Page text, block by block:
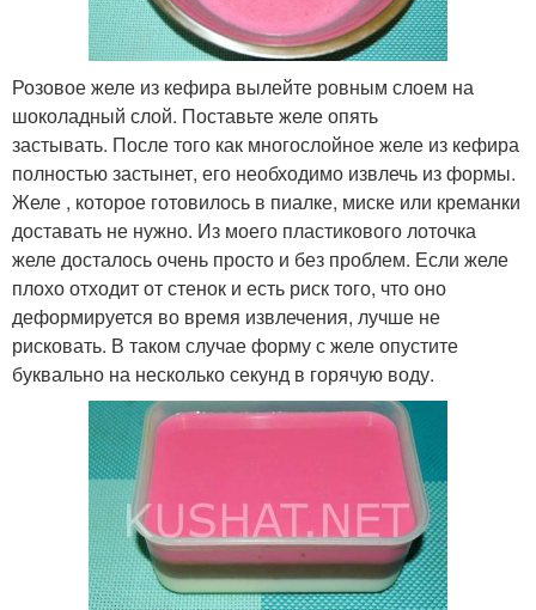
Розовое желе из кефира вылейте ровным слоем на
шоколадный слой. Поставьте желе опять
застывать. После того как многослойное желе из кефира
полностью застынет, его необходимо извлечь из формы.
Желе , которое готовилось в пиалке, миске или креманки
доставать не нужно. Из моего пластикового лоточка
желе досталось очень просто и без проблем. Если желе
плохо отходит от стенок и есть риск того, что оно
деформируется во время извлечения, лучше не
рисковать. В таком случае форму с желе опустите
буквально на несколько секунд в горячую воду.